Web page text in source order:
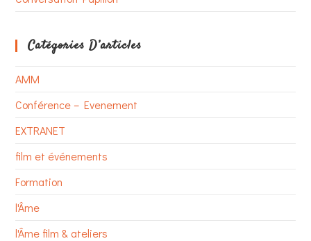
Catégories D’articles
AMM
Conférence – Evenement
EXTRANET
film et événements
Formation
l'Âme
l'Âme film & ateliers